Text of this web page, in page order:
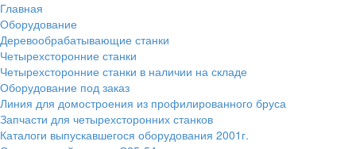
Главная
Оборудование
Деревообрабатывающие станки
Четырехсторонние станки
Четырехсторонние станки в наличии на складе
Оборудование под заказ
Линия для домостроения из профилированного бруса
Запчасти для четырехсторонних станков
Каталоги выпускавшегося оборудования 2001г.